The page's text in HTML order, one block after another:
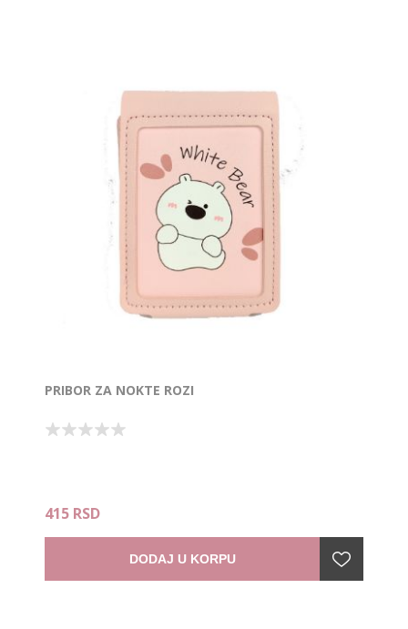
PRIBOR ZA NOKTE ROZI
415 RSD
DODAJ U KORPU